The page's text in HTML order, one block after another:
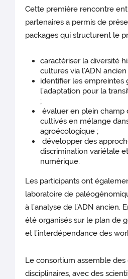
Cette première rencontre
partenaires a permis de
packages qui structurent le
caractériser la diversité
cultures via l’ADN
identifier les empreintes
l’adaptation pour la
;
évaluer en plein champ
cultivés en mélange
agroécologique ;
développer des
discrimination variétale
numérique.
Les participants ont
laboratoire de
à l’analyse de l’ADN ancien.
été organisés sur le plan de
et l’interdépendance des
Le consortium assemble
disciplinaires, avec des